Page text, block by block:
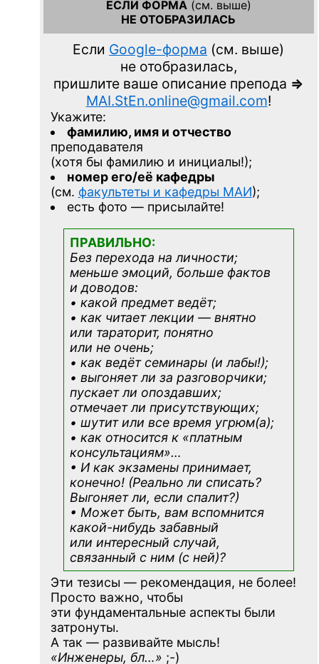
ЕСЛИ ФОРМА (см. выше)
НЕ ОТОБРАЗИЛАСЬ
Если Google-форма (см. выше)
не отобразилась,
пришлите ваше описание препода =>
MAI.StEn.online@gmail.com!
Укажите:
фамилию, имя и отчество
преподавателя
(хотя бы фамилию и инициалы!);
номер его/её кафедры
(см. факультеты и кафедры МАИ);
есть фото — присылайте!
ПРАВИЛЬНО:
Без перехода на личности;
меньше эмоций, больше фактов
и доводов:
• какой предмет ведёт;
• как читает лекции — внятно
или тараторит, понятно
или не очень;
• как ведёт семинары (и лабы!);
• выгоняет ли за разговорчики;
пускает ли опоздавших;
отмечает ли присутствующих;
• шутит или все время угрюм(а);
• как относится к «платным
консультациям»…
• И как экзамены принимает,
конечно! (Реально ли списать?
Выгоняет ли, если спалит?)
• Может быть, вам вспомнится
какой-нибудь забавный
или интересный случай,
связанный с ним (с ней)?
Эти тезисы — рекомендация, не более!
Просто важно, чтобы
эти фундаментальные аспекты были
затронуты.
А так — развивайте мысль!
«Инженеры, бл…» ;-)